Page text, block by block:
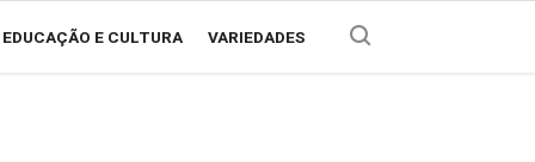
EDUCAÇÃO E CULTURA VARIEDADES